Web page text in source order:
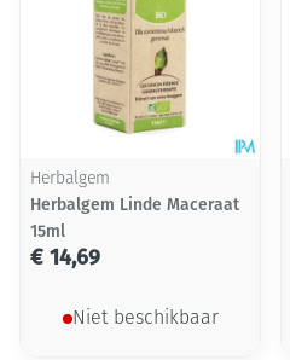
Herbalgem
Herbalgem Linde Maceraat
15ml
€ 14,69
Niet beschikbaar